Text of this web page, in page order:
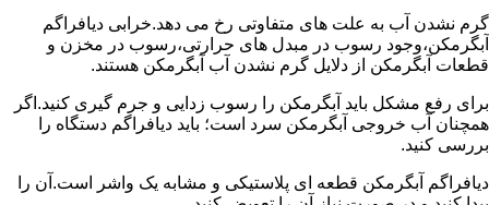
گرم نشدن آب به علت های متفاوتی رخ می دهد.خرابی دیافراگم
آبگرمکن،وجود رسوب در مبدل های حرارتی،رسوب در مخزن و
قطعات آبگرمکن از دلایل گرم نشدن آب آبگرمکن هستند.
برای رفع مشکل باید آبگرمکن را رسوب زدایی و جرم گیری کنید.اگر
همچنان آب خروجی آبگرمکن سرد است؛ باید دیافراگم دستگاه را
بررسی کنید.
دیافراگم آبگرمکن قطعه ای پلاستیکی و مشابه یک واشر است.آن را